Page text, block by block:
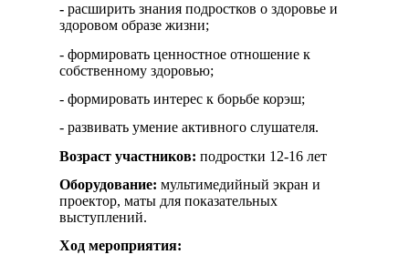
- расширить знания подростков о здоровье и
здоровом образе жизни;
- формировать ценностное отношение к
собственному здоровью;
- формировать интерес к борьбе корэш;
- развивать умение активного слушателя.
Возраст участников: подростки 12-16 лет
Оборудование: мультимедийный экран и
проектор, маты для показательных
выступлений.
Ход мероприятия: